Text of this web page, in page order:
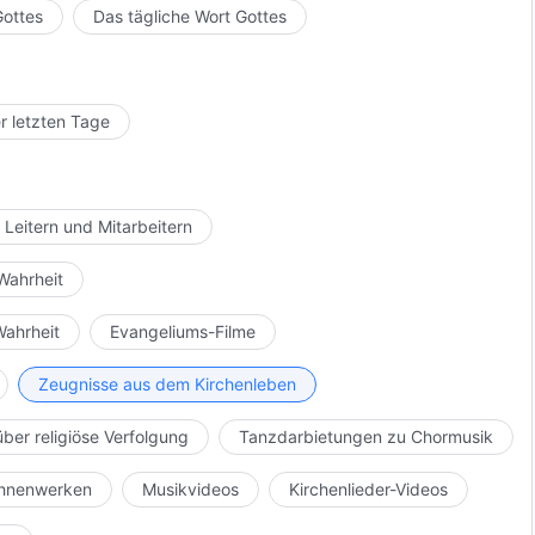
Das tägliche Wort Gottes
letzten Tage
und Mitarbeitern
Evangeliums-Filme
Zeugnisse aus dem Kirchenleben
religiöse Verfolgung Tanzdarbietungen zu Chormusik
Musikvideos Kirchenlieder-Videos